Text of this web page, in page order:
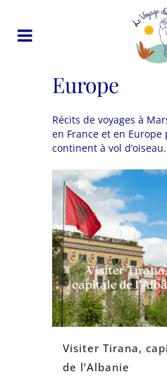
Europe
Récits de voyages à
en France et en
continent à vol d’oiseau.
Visiter Tirana,
de l’Albanie